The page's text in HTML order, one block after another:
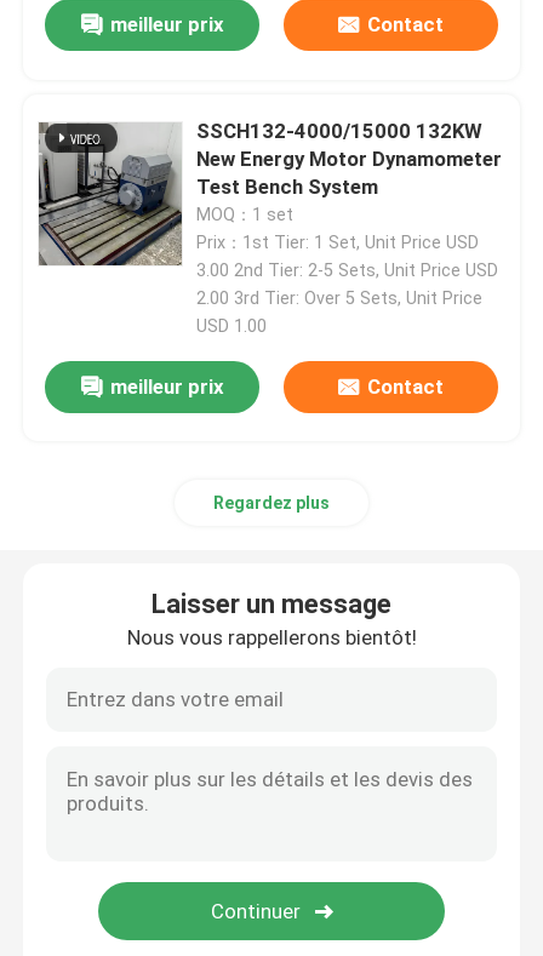
À la maison
À propos de nous
Contactez-nous
Nouvelles
Les affaires
Dynamomètre à grande vitesse
meilleur prix Contact
SSCH132-4000/15000 132KW
New Energy Motor Dynamometer
Test Bench System
MOQ：1 set
Prix：1st Tier: 1 Set, Unit Price USD
3.00 2nd Tier: 2-5 Sets, Unit Price USD
2.00 3rd Tier: Over 5 Sets, Unit Price
USD 1.00
meilleur prix Contact
Regardez plus
Laisser un message
Nous vous rappellerons bientôt!